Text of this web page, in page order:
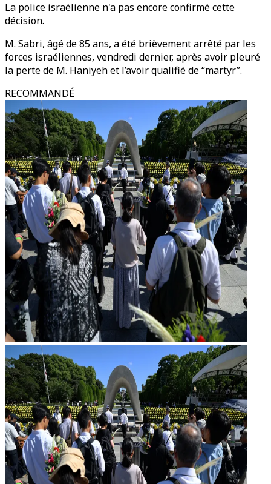
La police israélienne n'a pas encore confirmé cette
décision.
M. Sabri, âgé de 85 ans, a été brièvement arrêté par les
forces israéliennes, vendredi dernier, après avoir pleuré
la perte de M. Haniyeh et l’avoir qualifié de “martyr”.
RECOMMANDÉ